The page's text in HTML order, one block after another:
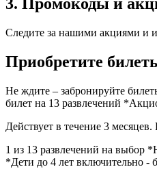
3. Промокоды и
Следите за нашими акциями и
Приобретите
Не ждите – забронируйте
билет на 13 развлечений
Действует в течение 3
1 из 13 развлечений на выбор
*Дети до 4 лет включительно -